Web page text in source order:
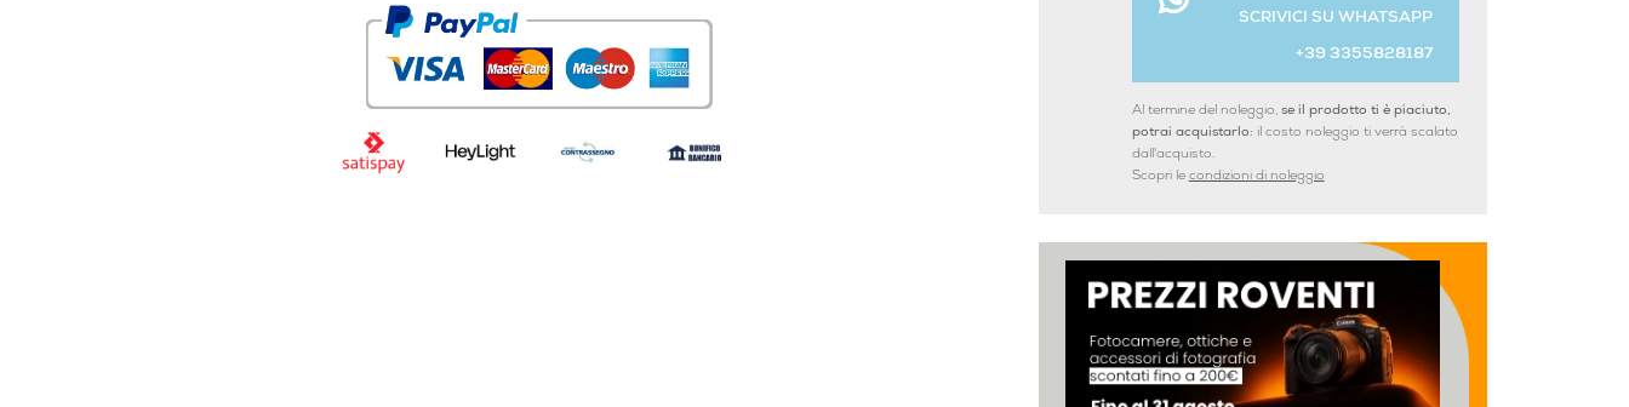
SCRIVICI SU WHATSAPP
+39 3355828187
Al termine del noleggio, se il prodotto ti è piaciuto,
potrai acquistarlo: il costo noleggio ti verrà scalato
dall'acquisto.
Scopri le condizioni di noleggio